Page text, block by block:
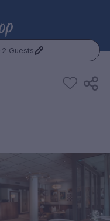
·2 Guests